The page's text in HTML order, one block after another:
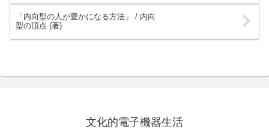
「内向型の人が豊かになる方法」 / 内向
型の頂点 (著)
文化的電子機器生活